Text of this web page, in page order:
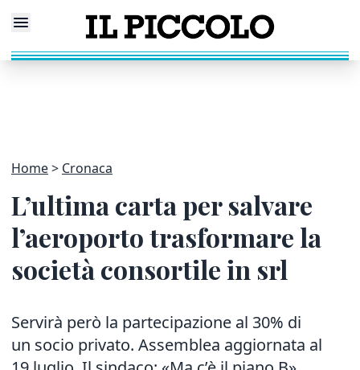
Home Cronaca
L’ultima carta per salvare
l’aeroporto trasformare la
società consortile in srl
Servirà però la partecipazione al 30% di
un socio privato. Assemblea aggiornata al